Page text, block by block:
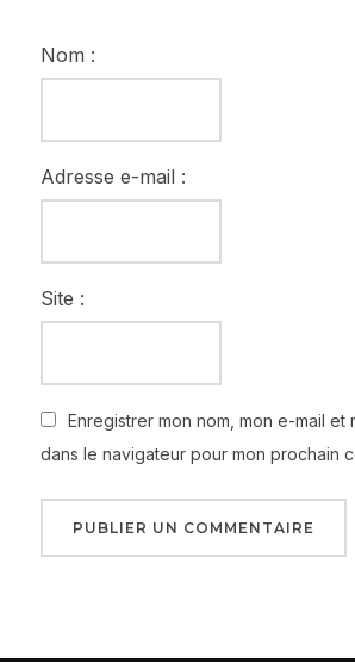
Nom :
Adresse e-mail :
Site :
Enregistrer mon nom, mon e-mail et
dans le navigateur pour mon prochain